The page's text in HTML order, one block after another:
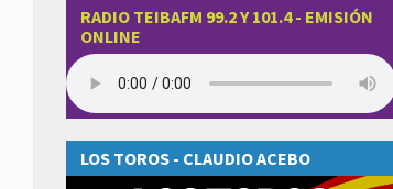
RADIO TEIBAFM 99.2 Y 101.4 - EMISIÓN
ONLINE
LOS TOROS - CLAUDIO ACEBO